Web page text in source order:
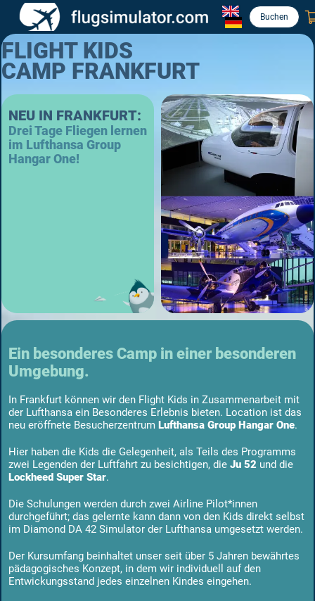
Buchen
FLIGHT KIDS
CAMP FRANKFURT
NEU IN FRANKFURT:
Drei Tage Fliegen lernen
im Lufthansa Group
Hangar One!
Ein besonderes Camp in einer besonderen
Umgebung.
In Frankfurt können wir den Flight Kids in Zusammenarbeit mit
der Lufthansa ein Besonderes Erlebnis bieten. Location ist das
neu eröffnete Besucherzentrum Lufthansa Group Hangar One.
Hier haben die Kids die Gelegenheit, als Teils des Programms
zwei Legenden der Luftfahrt zu besichtigen, die Ju 52 und die
Lockheed Super Star.
Die Schulungen werden durch zwei Airline Pilot*innen
durchgeführt; das gelernte kann dann von den Kids direkt selbst
im Diamond DA 42 Simulator der Lufthansa umgesetzt werden.
Der Kursumfang beinhaltet unser seit über 5 Jahren bewährtes
pädagogisches Konzept, in dem wir individuell auf den
Entwickungsstand jedes einzelnen Kindes eingehen.